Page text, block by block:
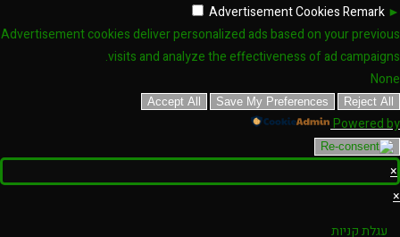
►
Advertisement CookiesRemark
Advertisement cookies deliver personalized ads based on your previous
visits and analyze the effectiveness of ad campaigns.
None
Reject All
Save My Preferences
Accept All
Powered by
×
×
עגלת קניות